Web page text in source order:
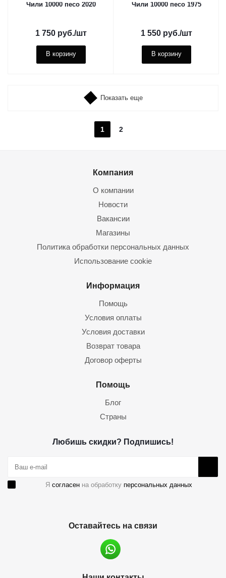
Чили 10000 песо 2020
1 750руб./шт
В корзину
Чили 10000 песо 1975
1 550руб./шт
В корзину
Показать еще
1 2
Компания
О компании
Новости
Вакансии
Магазины
Политика обработки персональных данных
Использование cookie
Информация
Помощь
Условия оплаты
Условия доставки
Возврат товара
Договор оферты
Помощь
Блог
Страны
Любишь скидки? Подпишись!
Я согласен на обработку персональных данных
Оставайтесь на связи